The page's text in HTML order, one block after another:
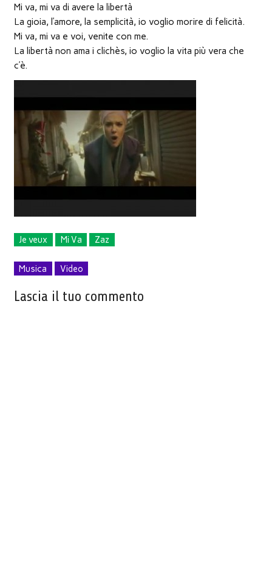
Mi va, mi va di avere la libertà
La gioia, l’amore, la semplicità, io voglio morire di felicità.
Mi va, mi va e voi, venite con me.
La libertà non ama i clichès, io voglio la vita più vera che
c’è.
Je veux Mi Va Zaz
Musica Video
Lascia il tuo commento